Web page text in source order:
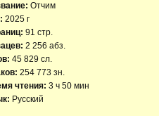
Отчим
2025 г
91 стр.
2 256 абз.
45 829 сл.
254 773 зн.
чтения: 3 ч 50 мин
Русский